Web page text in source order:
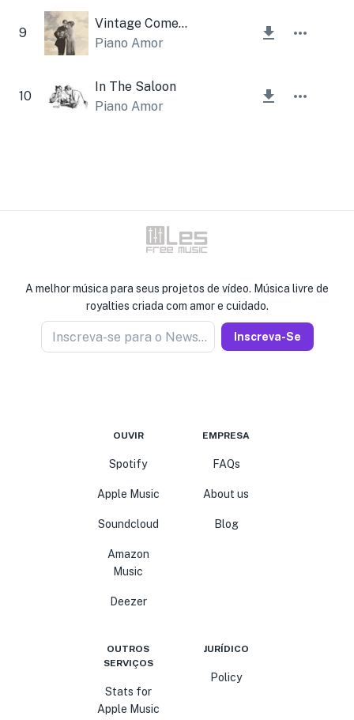
9
Vintage Comedy
Piano Amor
10
In The Saloon
Piano Amor
A melhor música para seus projetos de vídeo. Música livre de
royalties criada com amor e cuidado.
Inscreva-se para o Newseller Inscreva-Se
OUVIR
Spotify
Apple Music
Soundcloud
Amazon
Music
Deezer
EMPRESA
FAQs
About us
Blog
OUTROS
SERVIÇOS
Stats for
Apple Music
JURÍDICO
Policy